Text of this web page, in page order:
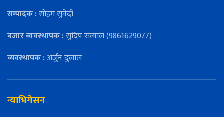
सम्पादक :सोहम सुवेदी
बजार ब्यवस्थापक :सुदिप सत्याल (9861629077)
व्यवस्थापक :अर्जुन दुलाल
न्याभिगेसन